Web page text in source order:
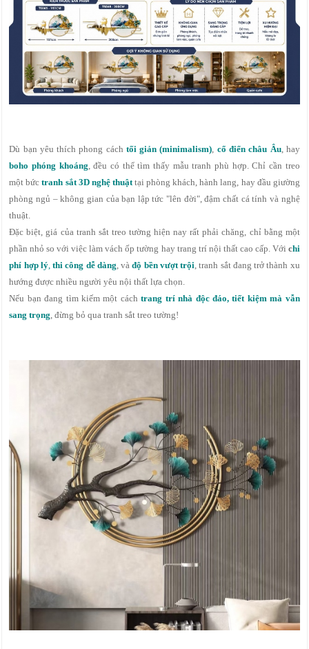
Dù bạn yêu thích phong cách tối giản (minimalism) cổ điển châu Âu, hay
boho phóng khoáng , đều có thể tìm thấy mẫu tranh phù hợp. Chỉ cần treo
một bứctranh sắt 3D nghệ thuậttại phòng khách, hành lang, hay đầu giường
phòng ngủ – không gian của bạn lập tức "lên đời", đậm chất cá tính và nghệ
thuật.
Đặc biệt, giá của tranh sắt treo tường hiện nay rất phải chăng, chỉ bằng một
phần nhỏ so với việc làm vách ốp tường hay trang trí nội thất cao cấp. Với chi
phí hợp lý,thi công dễ dàng , vàđộ bền vượt trội , tranh sắt đang trở thành xu
hướng được nhiều người yêu nội thất lựa chọn.
Nếu bạn đang tìm kiếm một cáchtrang trí nhà độc đáo, tiết kiệm mà vẫn
sang trọng , đừng bỏ qua tranh sắt treo tường!